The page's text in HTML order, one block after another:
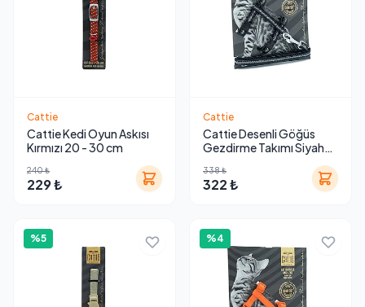
Cattie
Cattie Kedi Oyun Askısı
Kırmızı 20 - 30 cm
240 ₺
229 ₺
Cattie
Cattie Desenli Göğüs
Gezdirme Takımı Siyah
338 ₺
322 ₺
%5 %4